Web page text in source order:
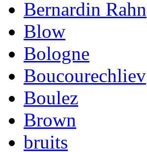
Bernardin Rahn
Blow
Bologne
Boucourechliev
Boulez
Brown
bruits